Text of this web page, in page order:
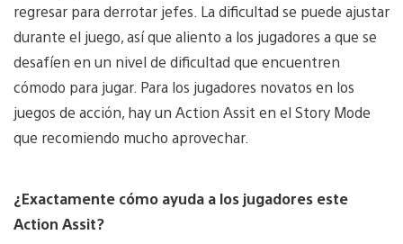
regresar para derrotar jefes. La dificultad se puede ajustar
durante el juego, así que aliento a los jugadores a que se
desafíen en un nivel de dificultad que encuentren
cómodo para jugar. Para los jugadores novatos en los
juegos de acción, hay un Action Assit en el Story Mode
que recomiendo mucho aprovechar.
¿Exactamente cómo ayuda a los jugadores este
Action Assit?